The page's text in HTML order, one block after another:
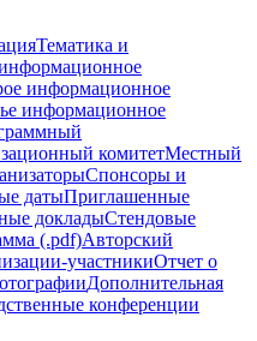
Тематика и
информационное
информационное
комитетМестный
Спонсоры и
датыПриглашенные
докладыСтендовые
(.pdf)Авторский
участникиОтчет о
Дополнительная
конференции